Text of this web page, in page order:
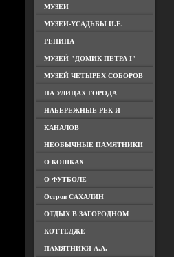
МУЗЕИ
МУЗЕИ-УСАДЬБЫ И.Е.
РЕПИНА
МУЗЕЙ "ДОМИК ПЕТРА I"
МУЗЕЙ ЧЕТЫРЕХ СОБОРОВ
НА УЛИЦАХ ГОРОДА
НАБЕРЕЖНЫЕ РЕК И
КАНАЛОВ
НЕОБЫЧНЫЕ ПАМЯТНИКИ
О КОШКАХ
О ФУТБОЛЕ
Остров САХАЛИН
ОТДЫХ В ЗАГОРОДНОМ
КОТТЕДЖЕ
ПАМЯТНИКИ А.А.